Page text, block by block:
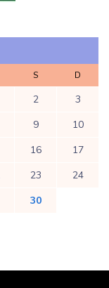
S D
2
3
9
10
16
17
23
24
30